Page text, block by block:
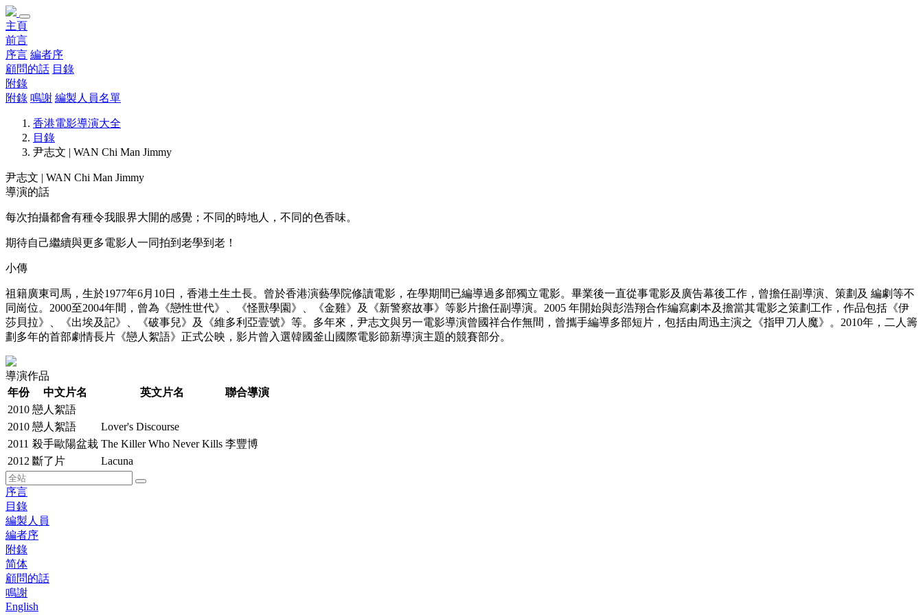
主頁
前言
序言 編者序
顧問的話 目錄
附錄
附錄 鳴謝 編製人員名單
香港電影導演大全
目錄
尹志文 | WAN Chi Man Jimmy
尹志文 | WAN Chi Man Jimmy
導演的話
每次拍攝都會有種令我眼界大開的感覺；不同的時地人，不同的色香味。
期待自己繼續與更多電影人一同拍到老學到老！
小傳
祖籍廣東司馬，生於1977年6月10日，香港土生土長。曾於香港演藝學院修讀電影，在學期間已編導過多部獨立電影。畢業後一直從事電影及廣告幕後工作，曾擔任副導演、策劃及 編劇等不
同崗位。2000至2004年間，曾為《戀性世代》、《怪獸學園》、《金雞》及《新警察故事》等影片擔任副導演。2005 年開始與彭浩翔合作編寫劇本及擔當其電影之策劃工作，作品包括《伊
莎貝拉》、《出埃及記》、《破事兒》及《維多利亞壹號》等。多年來，尹志文與另一電影導演曾國祥合作無間，曾攜手編導多部短片，包括由周迅主演之《指甲刀人魔》。2010年，二人籌
劃多年的首部劇情長片《戀人絮語》正式公映，影片曾入選韓國釜山國際電影節新導演主題的競賽部分。
導演作品
年份
中文片名 英文片名
聯合導演
2010 戀人絮語
2010 戀人絮語
Lover's Discourse
2011 殺手歐陽盆栽 The Killer Who Never Kills 李豐博
2012 斷了片 Lacuna
序言
目錄
編製人員
編者序
附錄
简体
顧問的話
鳴謝
English